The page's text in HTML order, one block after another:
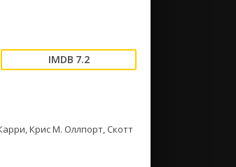
7.2
Крис М. Оллпорт, Скотт